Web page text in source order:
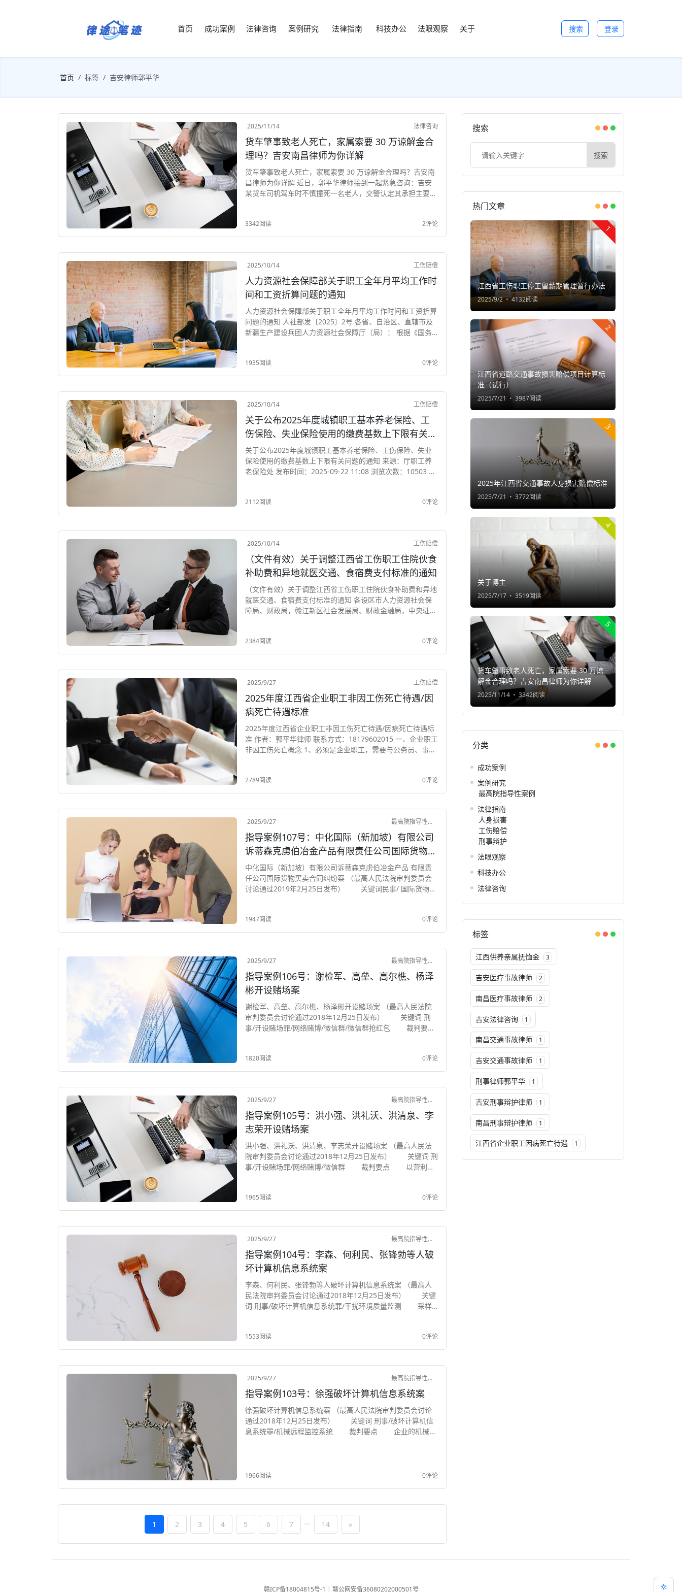
首页 成功案例 法律咨询 案例研究 法律指南 科技办公 法眼观察 关于 搜索 登录
首页 标签 吉安律师郭平华
2025/11/14 法律咨询
货车肇事致老人死亡，家属索要 30 万谅解金合
理吗？吉安南昌律师为你详解
货车肇事致老人死亡，家属索要 30 万谅解金合理吗？吉安南
昌律师为你详解 近日，郭平华律师接到一起紧急咨询：吉安
某货车司机驾车时不慎撞死一名老人，交警认定其承担主要责
3342阅读 2评论
2025/10/14 工伤赔偿
人力资源社会保障部关于职工全年月平均工作时
间和工资折算问题的通知
人力资源社会保障部关于职工全年月平均工作时间和工资折算
问题的通知 人社部发〔2025〕2号 各省、自治区、直辖市及
新疆生产建设兵团人力资源社会保障厅（局）： 根据《国务
1935阅读 0评论
2025/10/14 工伤赔偿
关于公布2025年度城镇职工基本养老保险、工
伤保险、失业保险使用的缴费基数上下限有关问
题的通知
关于公布2025年度城镇职工基本养老保险、工伤保险、失业
保险使用的缴费基数上下限有关问题的通知 来源：厅职工养
老保险处 发布时间：2025-09-22 11:08 浏览次数：10503 字
2112阅读 0评论
2025/10/14 工伤赔偿
（文件有效）关于调整江西省工伤职工住院伙食
补助费和异地就医交通、食宿费支付标准的通知
（文件有效）关于调整江西省工伤职工住院伙食补助费和异地
就医交通、食宿费支付标准的通知 各设区市人力资源社会保
障局、财政局，赣江新区社会发展局、财政金融局，中央驻赣
2384阅读 0评论
2025/9/27 工伤赔偿
2025年度江西省企业职工非因工伤死亡待遇/因
病死亡待遇标准
2025年度江西省企业职工非因工伤死亡待遇/因病死亡待遇标
准 作者：郭平华律师 联系方式：18179602015 一、企业职工
非因工伤死亡概念 1、必须是企业职工，需要与公务员、事业
2789阅读 0评论
2025/9/27 最高院指导性案例
指导案例107号：中化国际（新加坡）有限公司
诉蒂森克虏伯冶金产品有限责任公司国际货物买
卖合同纠纷案
中化国际（新加坡）有限公司诉蒂森克虏伯冶金产品 有限责
任公司国际货物买卖合同纠纷案 （最高人民法院审判委员会
讨论通过2019年2月25日发布） 关键词民事/ 国际货物买
1947阅读 0评论
2025/9/27 最高院指导性案例
指导案例106号：谢检军、高垒、高尔樵、杨泽
彬开设赌场案
谢检军、高垒、高尔樵、杨泽彬开设赌场案 （最高人民法院
审判委员会讨论通过2018年12月25日发布） 关键词 刑
事/开设赌场罪/网络赌博/微信群/微信群抢红包 裁判要点
1820阅读 0评论
2025/9/27 最高院指导性案例
指导案例105号：洪小强、洪礼沃、洪清泉、李
志荣开设赌场案
洪小强、洪礼沃、洪清泉、李志荣开设赌场案 （最高人民法
院审判委员会讨论通过2018年12月25日发布） 关键词 刑
事/开设赌场罪/网络赌博/微信群 裁判要点 以营利为
1965阅读 0评论
2025/9/27 最高院指导性案例
指导案例104号：李森、何利民、张锋勃等人破
坏计算机信息系统案
李森、何利民、张锋勃等人破坏计算机信息系统案 （最高人
民法院审判委员会讨论通过2018年12月25日发布） 关键
词 刑事/破坏计算机信息系统罪/干扰环境质量监测 采样/
1553阅读 0评论
2025/9/27 最高院指导性案例
指导案例103号：徐强破坏计算机信息系统案
徐强破坏计算机信息系统案 （最高人民法院审判委员会讨论
通过2018年12月25日发布） 关键词 刑事/破坏计算机信
息系统罪/机械远程监控系统 裁判要点 企业的机械远
1966阅读 0评论
1 2 3 4 5 6 7 ... 14 »
搜索
搜索
热门文章
1
江西省工伤职工停工留薪期管理暂行办法
2025/9/2 4132阅读
2
江西省道路交通事故损害赔偿项目计算标
准（试行）
2025/7/21 3987阅读
3
2025年江西省交通事故人身损害赔偿标准
2025/7/21 3772阅读
4
关于博主
2025/7/17 3519阅读
5
货车肇事致老人死亡，家属索要 30 万谅
解金合理吗？吉安南昌律师为你详解
2025/11/14 3342阅读
分类
成功案例
案例研究
最高院指导性案例
法律指南
人身损害
工伤赔偿
刑事辩护
法眼观察
科技办公
法律咨询
标签
江西供养亲属抚恤金 3
吉安医疗事故律师 2
南昌医疗事故律师 2
吉安法律咨询 1
南昌交通事故律师 1
吉安交通事故律师 1
刑事律师郭平华 1
吉安刑事辩护律师 1
南昌刑事辩护律师 1
江西省企业职工因病死亡待遇 1
赣ICP备18004815号-1 | 赣公网安备36080202000501号